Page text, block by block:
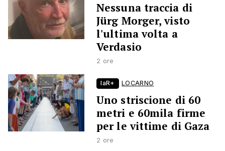
Nessuna traccia di
Jürg Morger, visto
l'ultima volta a
Verdasio
2 ore
laR+ LOCARNO
Uno striscione di 60
metri e 60mila firme
per le vittime di Gaza
2 ore